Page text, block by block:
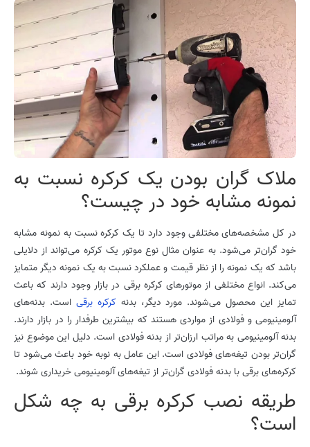
ملاک گران بودن یک کرکره نسبت به
نمونه مشابه خود در چیست؟
در کل مشخصه‌های مختلفی وجود دارد تا یک کرکره نسبت به نمونه مشابه
خود گران‌تر می‌شود. به عنوان مثال نوع موتور یک کرکره می‌تواند از دلایلی
باشد که یک نمونه را از نظر قیمت و عملکرد نسبت به یک نمونه دیگر متمایز
می‌کند. انواع مختلفی از موتورهای کرکره برقی در بازار وجود دارند که باعث
تمایز این محصول می‌شوند. مورد دیگر، بدنه کرکره برقی است. بدنه‌های
آلومینیومی و فولادی از مواردی هستند که بیشترین طرفدار را در بازار دارند.
بدنه آلومینیومی به مراتب ارزان‌تر از بدنه فولادی است. دلیل این موضوع نیز
گران‌تر بودن تیغه‌های فولادی است. این عامل به نوبه خود باعث می‌شود تا
کرکره‌های برقی با بدنه فولادی گران‌تر از تیغه‌های آلومینیومی خریداری شوند.
طریقه نصب کرکره برقی به چه شکل
است؟